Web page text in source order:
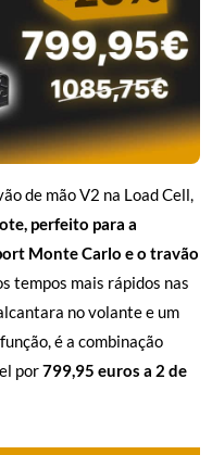
de mão V2 na Load Cell,
perfeito para a
Monte Carlo e o travão
tempos mais rápidos nas
no volante e um
é a combinação
por799,95 euros a 2 de